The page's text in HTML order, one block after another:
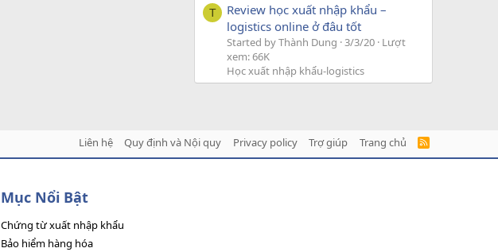
T
Review học xuất nhập khẩu –
logistics online ở đâu tốt
Started by Thành Dung 3/3/20 Lượt
xem: 66K
Học xuất nhập khẩu-logistics
Liên hệ Quy định và Nội quy Privacy policy Trợ giúp Trang chủ
R
Mục Nổi Bật
Chứng từ xuất nhập khẩu
Bảo hiểm hàng hóa